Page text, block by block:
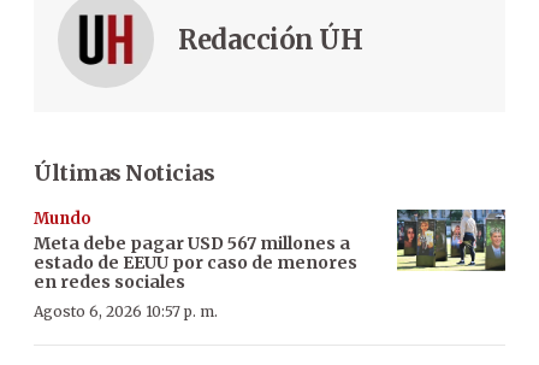
Redacción ÚH
Últimas Noticias
Mundo
Meta debe pagar USD 567 millones a
estado de EEUU por caso de menores
en redes sociales
Agosto 6, 2026 10:57 p. m.